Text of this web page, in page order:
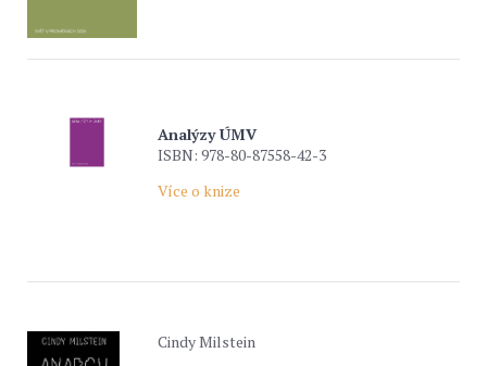
Analýzy ÚMV
ISBN: 978-80-87558-42-3
Více o knize
Cindy Milstein